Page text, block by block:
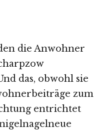
die Anwohner
das, obwohl sie
zum
entrichtet